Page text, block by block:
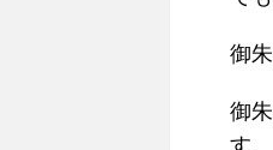
御
御